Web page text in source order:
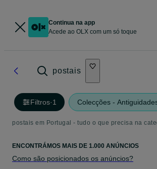
Continua na app
Acede ao OLX com um só toque
postais
Filtros·1 Colecções -
ENCONTRÁMOS MAIS DE 1.000 ANÚNCIOS
Como são posicionados os anúncios?